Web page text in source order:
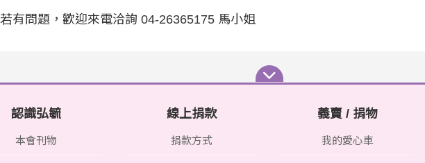
若有問題，歡迎來電洽詢 04-26365175 馬小姐
認識弘毓
本會刊物
線上捐款
捐款方式
義賣 / 捐物
我的愛心車